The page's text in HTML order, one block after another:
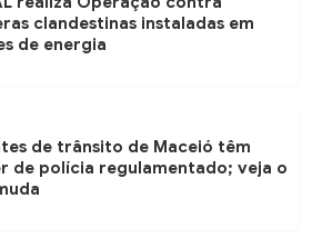
clandestinas instaladas em
de energia
de trânsito de Maceió têm
de polícia regulamentado; veja o